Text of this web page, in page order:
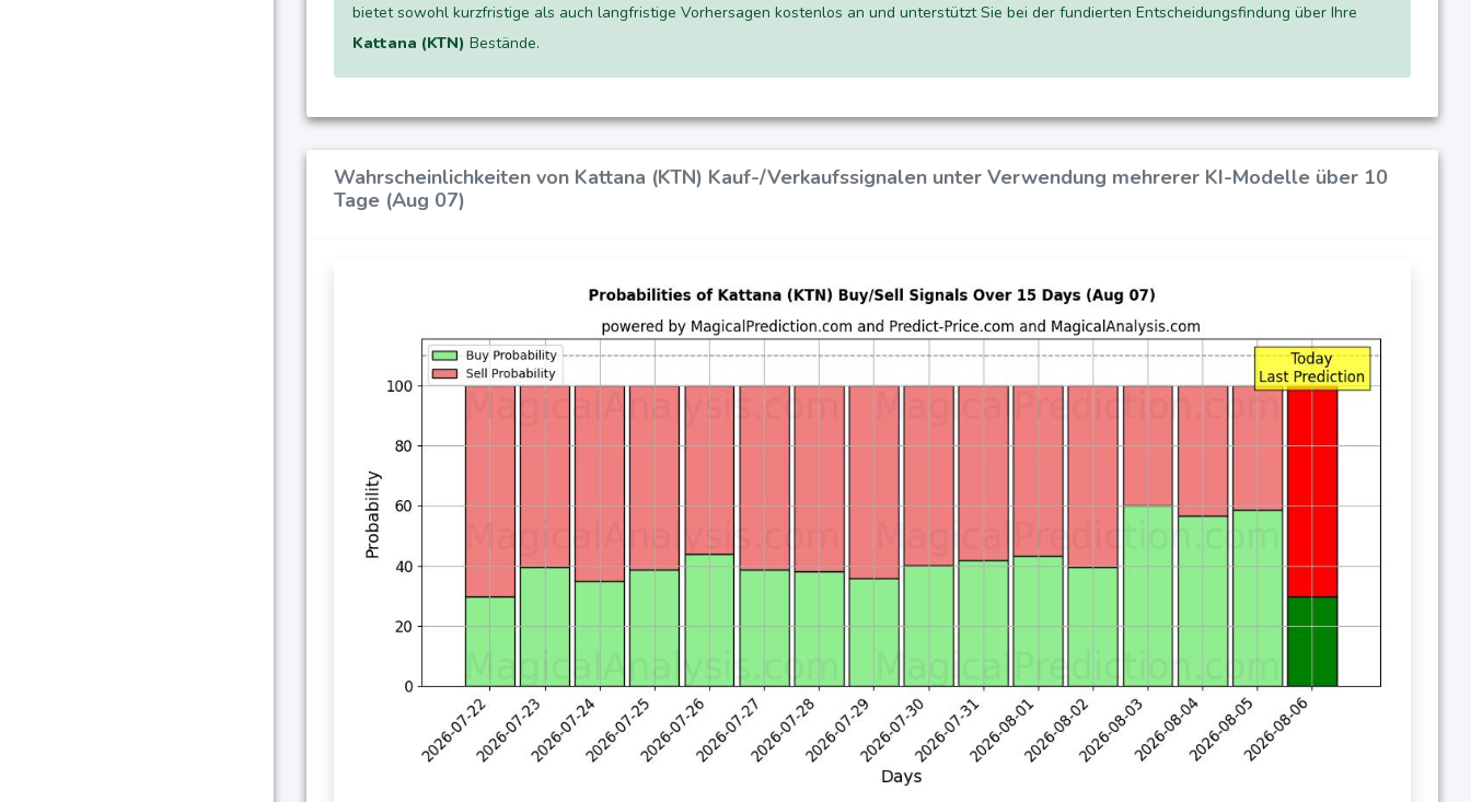
bietet sowohl kurzfristige als auch langfristige Vorhersagen kostenlos an und unterstützt Sie bei der fundierten Entscheidungsfindung über Ihre
Kattana (KTN) Bestände.
Wahrscheinlichkeiten von Kattana (KTN) Kauf-/Verkaufssignalen unter Verwendung mehrerer KI-Modelle über 10
Tage (Aug 07)